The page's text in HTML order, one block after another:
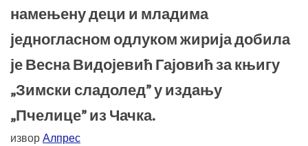
намењену деци и младима
једногласном одлуком жирија добила
је Весна Видојевић Гајовић за књигу
„Зимски сладолед” у издању
„Пчелице” из Чачка.
извор Алпрес